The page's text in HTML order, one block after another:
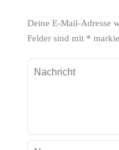
Deine E-Mail-Adresse
Felder sind mit *